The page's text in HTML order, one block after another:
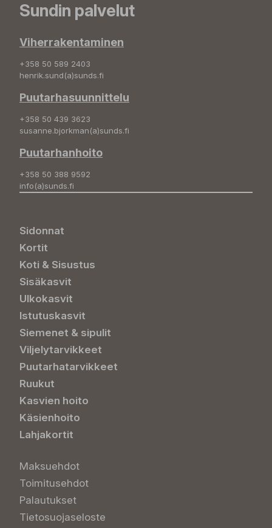
Sundin palvelut
Viherrakentaminen
+358 50 589 2403
henrik.sund(a)sunds.fi
Puutarhasuunnittelu
+358 50 439 3623
susanne.bjorkman(a)sunds.fi
Puutarhanhoito
+358 50 388 9592
info(a)sunds.fi
Sidonnat
Kortit
Koti & Sisustus
Sisäkasvit
Ulkokasvit
Istutuskasvit
Siemenet & sipulit
Viljelytarvikkeet
Puutarhatarvikkeet
Ruukut
Kasvien hoito
Käsienhoito
Lahjakortit
Maksuehdot
Toimitusehdot
Palautukset
Tietosuojaseloste